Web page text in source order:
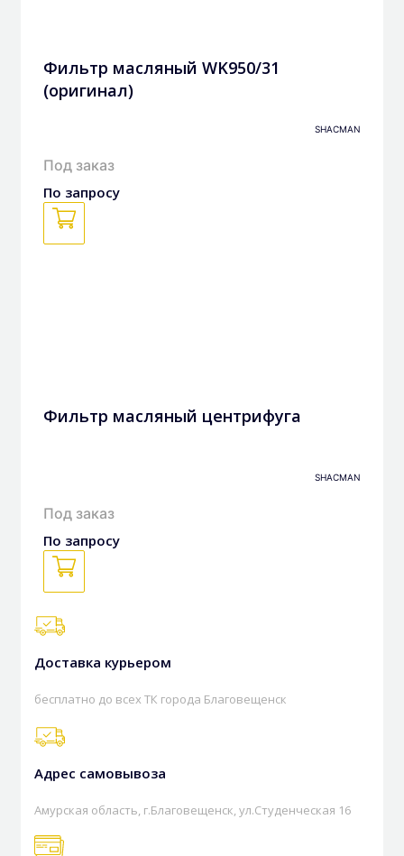
Фильтр масляный WK950/31
(оригинал)
SHACMAN
Под заказ
По запросу
Фильтр масляный центрифуга
SHACMAN
Под заказ
По запросу
Доставка курьером
бесплатно до всех ТК города Благовещенск
Адрес самовывоза
Амурская область, г.Благовещенск, ул.Студенческая 16